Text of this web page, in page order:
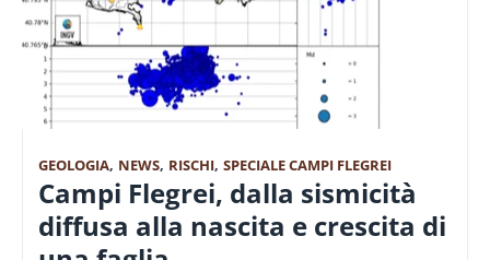
GEOLOGIA, NEWS, RISCHI, SPECIALE CAMPI FLEGREI
Campi Flegrei, dalla sismicità
diffusa alla nascita e crescita di